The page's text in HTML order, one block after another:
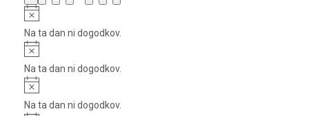
dogodkidogodki
Notice
Na ta dan ni dogodkov.
Notice
Na ta dan ni dogodkov.
Notice
Na ta dan ni dogodkov.